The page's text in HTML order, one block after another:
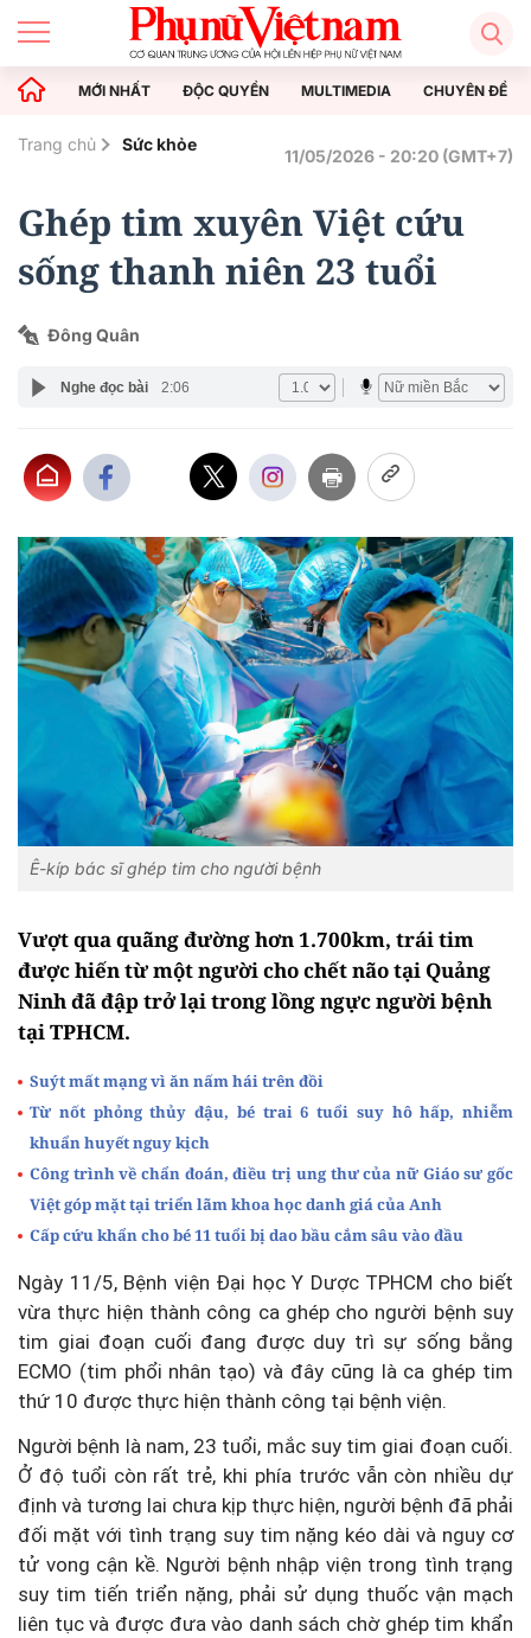
MỚI NHẤT ĐỘC QUYỀN MULTIMEDIA CHUYÊN ĐỀ
Trang chủ Sức khỏe
11/05/2026 - 20:20 (GMT+7)
Ghép tim xuyên Việt cứu
sống thanh niên 23 tuổi
Đông Quân
Nghe đọc bài 2:06
Ê-kíp bác sĩ ghép tim cho người bệnh
Vượt qua quãng đường hơn 1.700km, trái tim
được hiến từ một người cho chết não tại Quảng
Ninh đã đập trở lại trong lồng ngực người bệnh
tại TPHCM.
Suýt mất mạng vì ăn nấm hái trên đồi
Từ nốt phỏng thủy đậu, bé trai 6 tuổi suy hô hấp, nhiễm
khuẩn huyết nguy kịch
Công trình về chẩn đoán, điều trị ung thư của nữ Giáo sư gốc
Việt góp mặt tại triển lãm khoa học danh giá của Anh
Cấp cứu khẩn cho bé 11 tuổi bị dao bầu cắm sâu vào đầu
Ngày 11/5, Bệnh viện Đại học Y Dược TPHCM cho biết
vừa thực hiện thành công ca ghép cho người bệnh suy
tim giai đoạn cuối đang được duy trì sự sống bằng
ECMO (tim phổi nhân tạo) và đây cũng là ca ghép tim
thứ 10 được thực hiện thành công tại bệnh viện.
Người bệnh là nam, 23 tuổi, mắc suy tim giai đoạn cuối.
Ở độ tuổi còn rất trẻ, khi phía trước vẫn còn nhiều dự
định và tương lai chưa kịp thực hiện, người bệnh đã phải
đối mặt với tình trạng suy tim nặng kéo dài và nguy cơ
tử vong cận kề. Người bệnh nhập viện trong tình trạng
suy tim tiến triển nặng, phải sử dụng thuốc vận mạch
liên tục và được đưa vào danh sách chờ ghép tim khẩn